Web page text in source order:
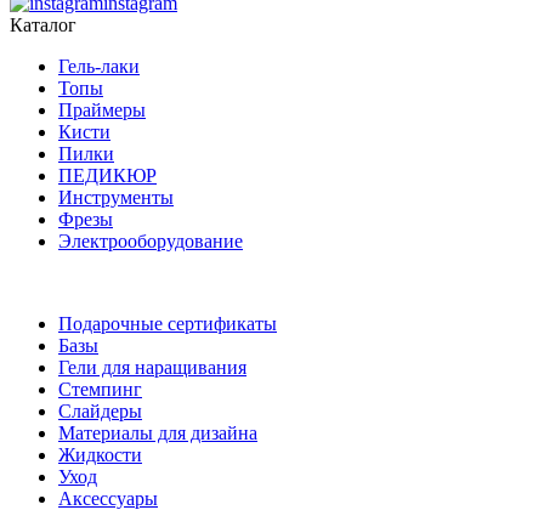
Каталог
Гель-лаки
Топы
Праймеры
Кисти
Пилки
ПЕДИКЮР
Инструменты
Фрезы
Электрооборудование
Подарочные сертификаты
Базы
Гели для наращивания
Стемпинг
Слайдеры
Материалы для дизайна
Жидкости
Уход
Аксессуары